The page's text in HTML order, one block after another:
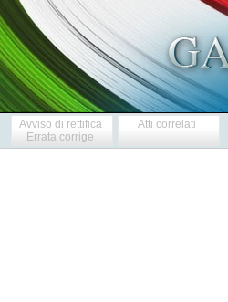
Avviso di rettifica
Errata corrige
Atti correlati